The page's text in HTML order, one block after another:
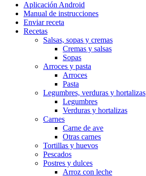
Aplicación Android
Manual de instrucciones
Enviar receta
Recetas
Salsas, sopas y cremas
Cremas y salsas
Sopas
Arroces y pasta
Arroces
Pasta
Legumbres, verduras y hortalizas
Legumbres
Verduras y hortalizas
Carnes
Carne de ave
Otras carnes
Tortillas y huevos
Pescados
Postres y dulces
Arroz con leche